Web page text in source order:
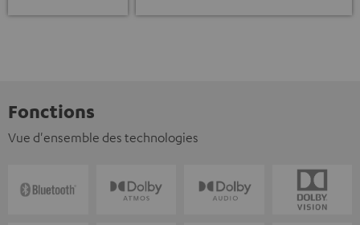
Fonctions
Vue d'ensemble des technologies